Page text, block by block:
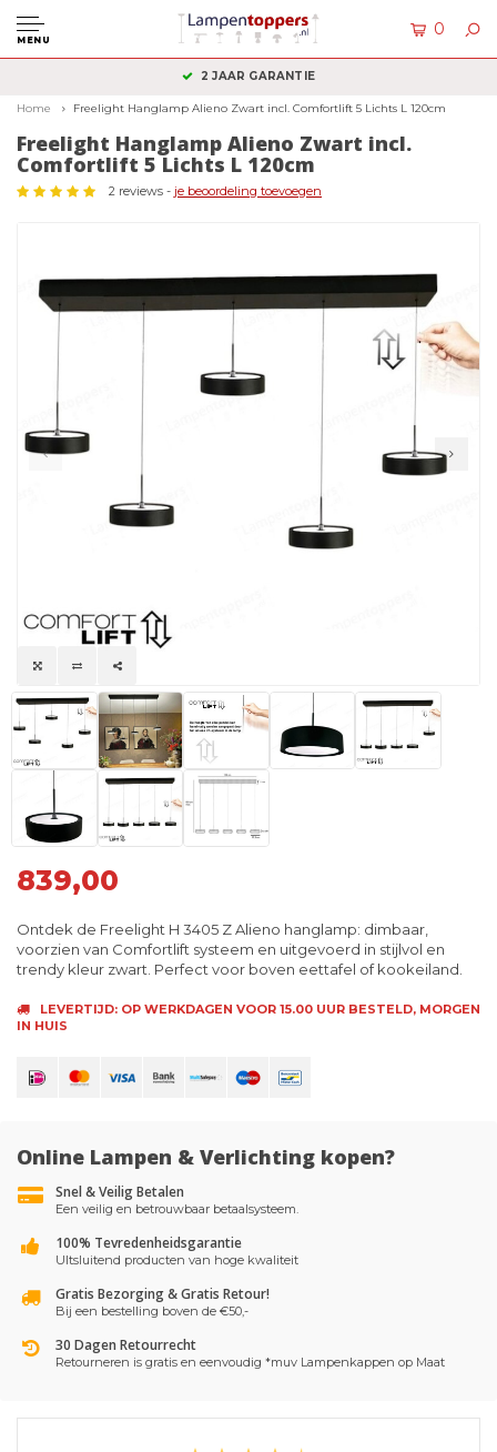
MENU
0
2 JAAR GARANTIE
Home Freelight Hanglamp Alieno Zwart incl. Comfortlift 5 Lichts L 120cm
Freelight Hanglamp Alieno Zwart incl.
Comfortlift 5 Lichts L 120cm
2 reviews - je beoordeling toevoegen
839,00
Ontdek de Freelight H 3405 Z Alieno hanglamp: dimbaar,
voorzien van Comfortlift systeem en uitgevoerd in stijlvol en
trendy kleur zwart. Perfect voor boven eettafel of kookeiland.
LEVERTIJD: OP WERKDAGEN VOOR 15.00 UUR BESTELD, MORGEN
IN HUIS
Online Lampen & Verlichting kopen?
Snel & Veilig Betalen
Een veilig en betrouwbaar betaalsysteem.
100% Tevredenheidsgarantie
UItsluitend producten van hoge kwaliteit
Gratis Bezorging & Gratis Retour!
Bij een bestelling boven de €50,-
30 Dagen Retourrecht
Retourneren is gratis en eenvoudig *muv Lampenkappen op Maat